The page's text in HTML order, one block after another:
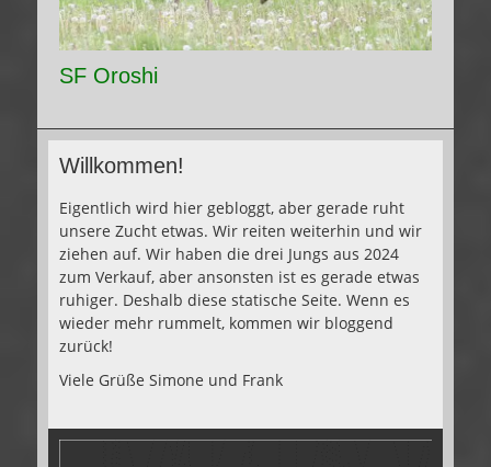
SF Oroshi
Willkommen!
Eigentlich wird hier gebloggt, aber gerade ruht
unsere Zucht etwas. Wir reiten weiterhin und wir
ziehen auf. Wir haben die drei Jungs aus 2024
zum Verkauf, aber ansonsten ist es gerade etwas
ruhiger. Deshalb diese statische Seite. Wenn es
wieder mehr rummelt, kommen wir bloggend
zurück!
Viele Grüße Simone und Frank